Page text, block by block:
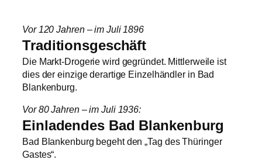
Vor 120 Jahren – im Juli 1896
Traditionsgeschäft
Die Markt-Drogerie wird gegründet. Mittlerweile ist
dies der einzige derartige Einzelhändler in Bad
Blankenburg.
Vor 80 Jahren – im Juli 1936:
Einladendes Bad Blankenburg
Bad Blankenburg begeht den „Tag des Thüringer
Gastes“.